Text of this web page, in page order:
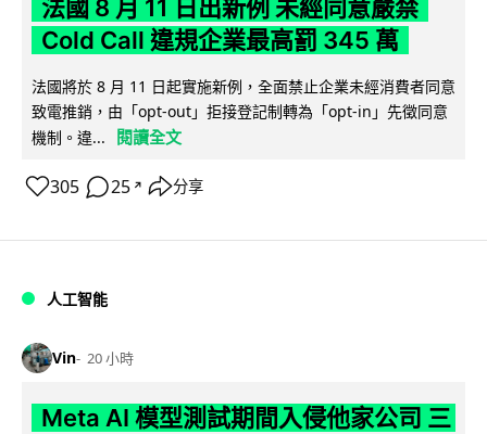
法國 8 月 11 日出新例 未經同意嚴禁
Cold Call 違規企業最高罰 345 萬
法國將於 8 月 11 日起實施新例，全面禁止企業未經消費者同意
致電推銷，由「opt-out」拒接登記制轉為「opt-in」先徵同意
機制。違...
閱讀全文
305 25 ↗ 分享
人工智能
Vin 20 小時
Meta AI 模型測試期間入侵他家公司 三